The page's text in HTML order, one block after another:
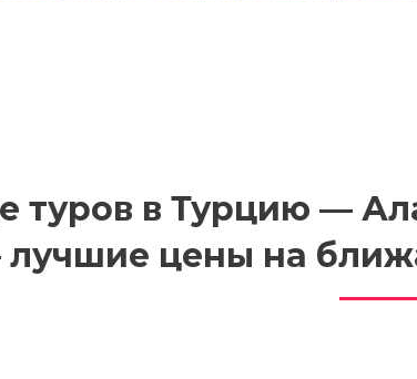
туров в Турцию —
лучшие цены на